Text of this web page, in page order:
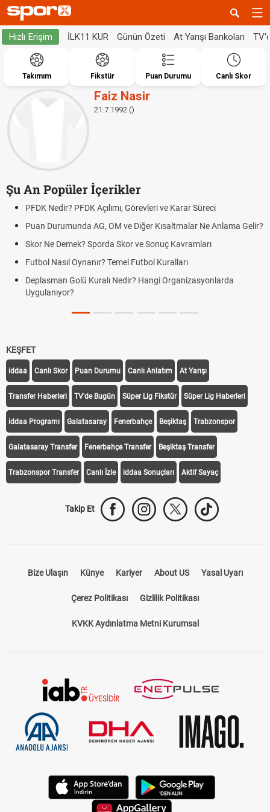
Hızlı Erişim İLK11 KUR Günün Özeti At Yarışı Bankoları
Takımım Fikstür Puan Durumu Canlı Skor
Faiz Nasir
21.7.1992 ()
Şu An Popüler İçerikler
PFDK Nedir? PFDK Açılımı, Görevleri ve Karar Süreci
Puan Durumunda AG, OM ve Diğer Kısaltmalar Ne Anlama Gelir?
Skor Ne Demek? Sporda Skor ve Sonuç Kavramları
Futbol Nasıl Oynanır? Temel Futbol Kuralları
Deplasman Golü Kuralı Nedir? Hangi Organizasyonlarda
Uygulanıyor?
KEŞFET
iddaa Canlı Skor Puan Durumu Canlı Anlatım At Yarışı
Transfer Haberleri TV'de Bugün Süper Lig Fikstür Süper Lig Haberleri
iddaa Programı Galatasaray Fenerbahçe Beşiktaş Trabzonspor
Galatasaray Transfer Fenerbahçe Transfer Beşiktaş Transfer
Trabzonspor Transfer Canlı İzle iddaa Sonuçları Aktif Sayaç
Takip Et
Bize Ulaşın Künye Kariyer About US Yasal Uyarı
Çerez Politikası Gizlilik Politikası
KVKK Aydınlatma Metni Kurumsal